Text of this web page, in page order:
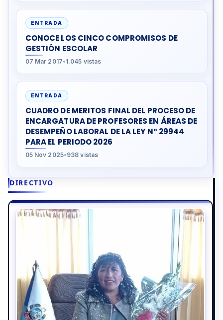
DIRECTIVO
ENTRADA
CONOCE LOS CINCO COMPROMISOS DE
GESTIÓN ESCOLAR
07 Mar 2017•1.045 vistas
ENTRADA
CUADRO DE MERITOS FINAL DEL PROCESO DE
ENCARGATURA DE PROFESORES EN ÁREAS DE
DESEMPEÑO LABORAL DE LA LEY N° 29944
PARA EL PERIODO 2026
05 Nov 2025•938 vistas